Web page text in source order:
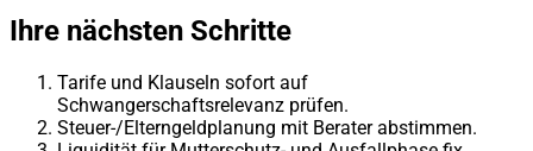
Ihre nächsten Schritte
Tarife und Klauseln sofort auf
Schwangerschaftsrelevanz prüfen.
Steuer-/Elterngeldplanung mit Berater abstimmen.